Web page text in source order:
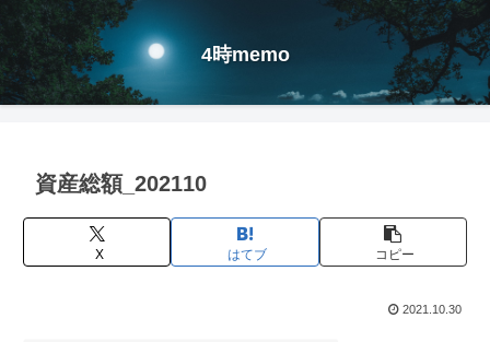
4時memo
資産総額_202110
X はてブ コピー
2021.10.30